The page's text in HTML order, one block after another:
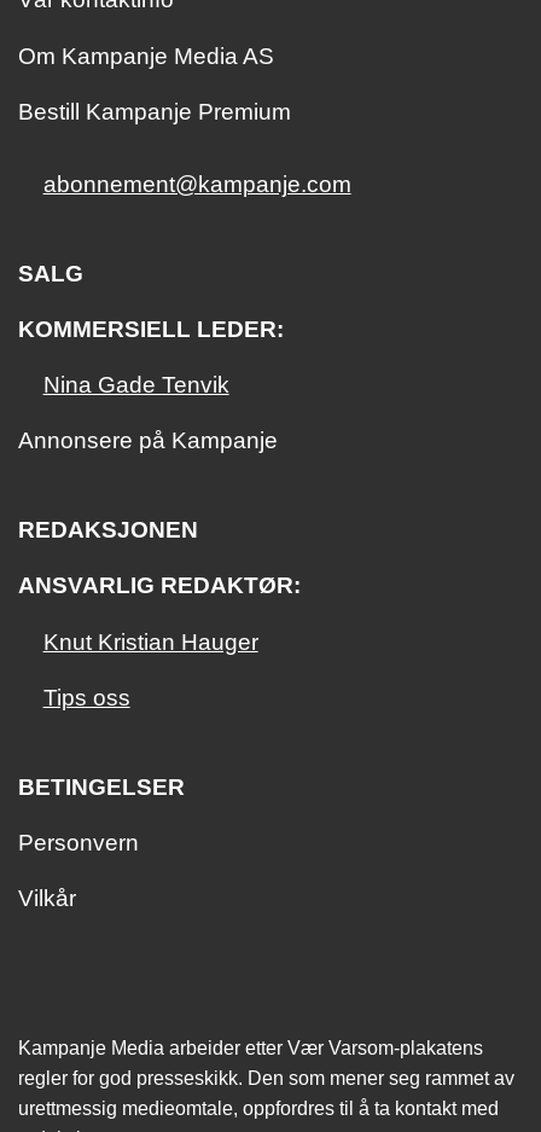
Om Kampanje Media AS
Bestill Kampanje Premium
abonnement@kampanje.com
SALG
KOMMERSIELL LEDER:
Nina Gade Tenvik
Annonsere på Kampanje
REDAKSJONEN
ANSVARLIG REDAKTØR:
Knut Kristian Hauger
Tips oss
BETINGELSER
Personvern
Vilkår
Kampanje Media arbeider etter Vær Varsom-plakatens
regler for god presseskikk. Den som mener seg rammet av
urettmessig medie­omtale, oppfordres til å ta kontakt med